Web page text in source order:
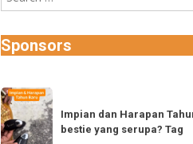
Sponsors
Impian
dan
Harapan
Impian dan Harapan
bestie yang serupa? Tag